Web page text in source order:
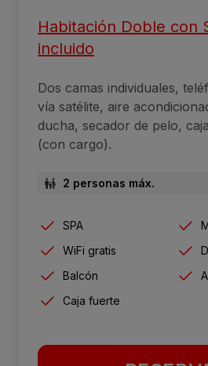
Habitación Doble con
incluido
Dos camas individuales,
vía satélite, aire
ducha, secador de pelo,
(con cargo).
2 personas máx.
SPA
WiFi gratis
Balcón
Caja fuerte